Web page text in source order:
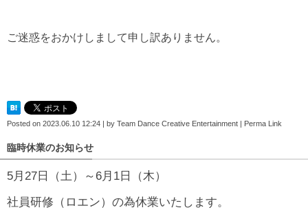
ご迷惑をおかけしまして申し訳ありません。
Posted on 2023.06.10 12:24 | by Team Dance Creative Entertainment | Perma Link
臨時休業のお知らせ
5月27日（土）～6月1日（木）
社員研修（ロエン）の為休業いたします。